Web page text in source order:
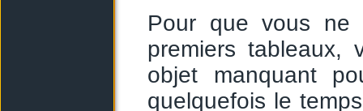
Pour que vous ne
premiers tableaux,
objet manquant
quelquefois le